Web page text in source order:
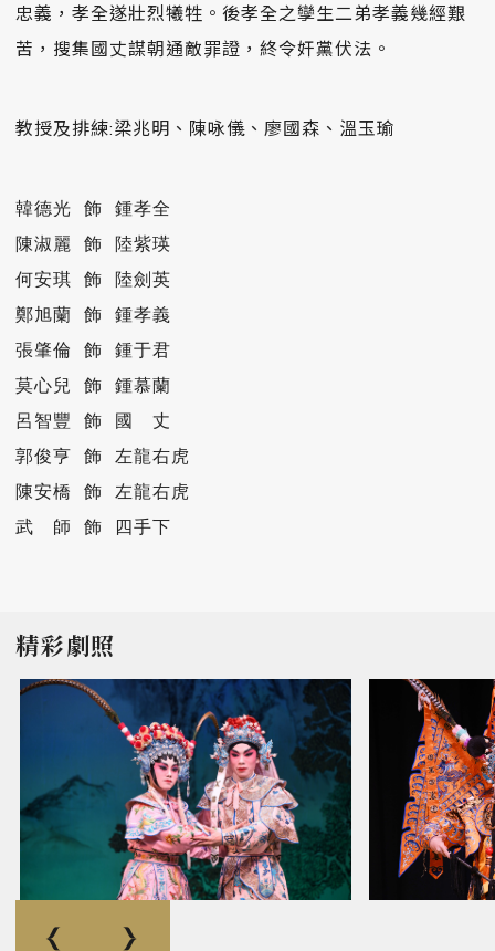
忠義，孝全遂壯烈犧牲。後孝全之孿生二弟孝義幾經艱
苦，搜集國丈謀朝通敵罪證，終令奸黨伏法。
教授及排練:梁兆明、陳咏儀、廖國森、溫玉瑜
韓德光 飾 鍾孝全
陳淑麗 飾 陸紫瑛
何安琪 飾 陸劍英
鄭旭蘭 飾 鍾孝義
張肇倫 飾 鍾于君
莫心兒 飾 鍾慕蘭
呂智豐 飾 國　丈
郭俊亨 飾 左龍右虎
陳安橋 飾 左龍右虎
武　師 飾 四手下
精彩劇照